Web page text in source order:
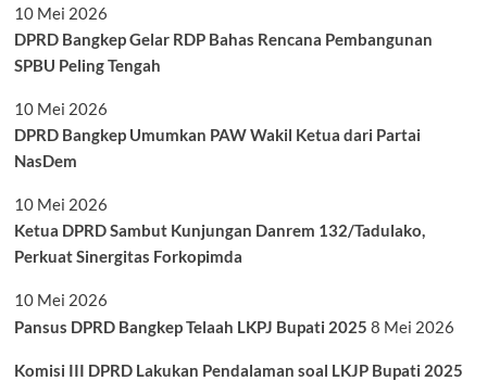
10 Mei 2026
DPRD Bangkep Gelar RDP Bahas Rencana Pembangunan
SPBU Peling Tengah
10 Mei 2026
DPRD Bangkep Umumkan PAW Wakil Ketua dari Partai
NasDem
10 Mei 2026
Ketua DPRD Sambut Kunjungan Danrem 132/Tadulako,
Perkuat Sinergitas Forkopimda
10 Mei 2026
Pansus DPRD Bangkep Telaah LKPJ Bupati 2025 8 Mei 2026
Komisi III DPRD Lakukan Pendalaman soal LKJP Bupati 2025